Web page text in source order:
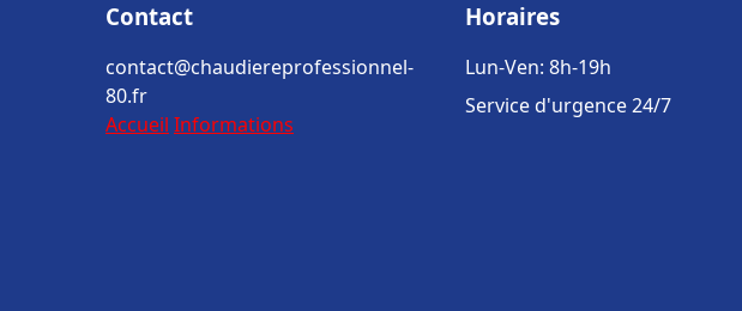
Contact
contact@chaudiereprofessionnel-
80.fr
Accueil Informations
Horaires
Lun-Ven: 8h-19h
Service d'urgence 24/7